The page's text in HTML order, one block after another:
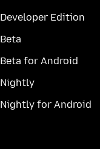
Developer Edition
Beta
Beta for Android
Nightly
Nightly for Android